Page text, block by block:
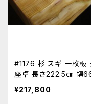
#1176 杉 スギ 一枚板
座卓 長さ222.5㎝ 幅
ォーム 天板 無垢 天然木
¥217,800